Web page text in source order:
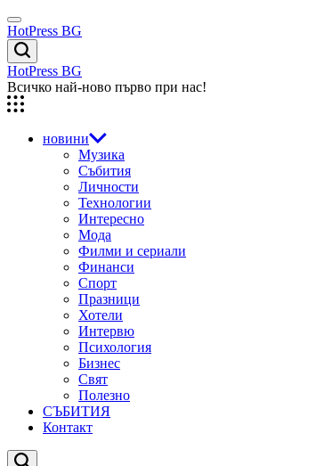
Skip
to
content
Menu
HotPress BG
Търсене
HotPress BG
Всичко най-ново първо при нас!
новини
Музика
Събития
Личности
Технологии
Интересно
Мода
Филми и сериали
Финанси
Спорт
Празници
Хотели
Интервю
Психология
Бизнес
Свят
Полезно
СЪБИТИЯ
Контакт
Търсене